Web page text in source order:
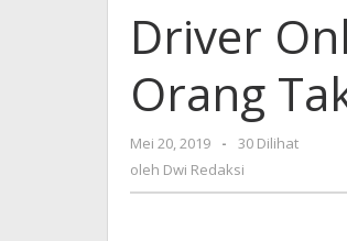
Orang
Tak
Driver
Orang
Mei 20, 2019
oleh
Dwi
-
30 Dilihat
oleh Dwi Redaksi